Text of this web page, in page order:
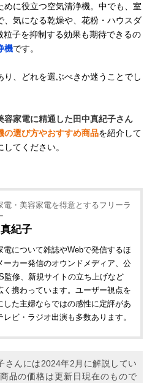
に役立つ空気清浄機。中でも、室
、気になる乾燥や、花粉・ハウスダ
粒子を抑制する効果も期待できるの
機です。
、どれを選ぶべきか迷うことでし
容家電に精通した田中真紀子さん
の選び方やおすすめ商品を紹介して
てください。
電・美容家電を得意とするフリーラ
紀子
電について雑誌やWebで発信するほ
ーカー発信のオウンドメディア、公
監修、新規サイトの立ち上げなど
く携わっています。ユーザー視点を
した主婦ならではの感性に定評があ
レビ・ラジオ出演も多数あります。
さんには2024年2月に解説してい
品の価格は更新日現在のもので